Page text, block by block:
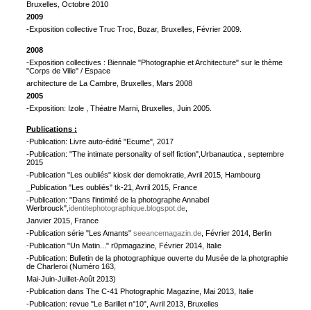
Bruxelles, Octobre 2010
2009
-Exposition collective Truc Troc, Bozar, Bruxelles, Février 2009.
2008
-Exposition collectives : Biennale "Photographie et Architecture" sur le thème
"Corps de Ville" / Espace
architecture de La Cambre, Bruxelles, Mars 2008
2005
-Exposition: Izole , Théatre Marni, Bruxelles, Juin 2005.
Publications :
-Publication: Livre auto-édité "Ecume", 2017
-Publication: "The intimate personality of self fiction",Urbanautica , septembre
2015
-Publication "Les oubliés" kiosk der demokratie, Avril 2015, Hambourg
_Publication "Les oubliés" tk-21, Avril 2015, France
-Publication: "Dans l'intimité de la photographe Annabel
Werbrouck", identitephotographique.blogspot.de
Janvier 2015, France
-Publication série "Les Amants" seeancemagazin.de , Février 2014, Berlin
-Publication "Un Matin..." r0pmagazine, Février 2014, Italie
-Publication: Bulletin de la photographique ouverte du Musée de la photgraphie
de Charleroi (Numéro 163,
Mai-Juin-Juillet-Août 2013)
-Publication dans The C-41 Photographic Magazine, Mai 2013, Italie
-Publication: revue "Le Barillet n°10", Avril 2013, Bruxelles